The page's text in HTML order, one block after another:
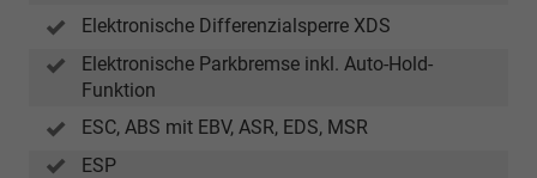
Elektronische Differenzialsperre XDS
Elektronische Parkbremse inkl. Auto-Hold-
Funktion
ESC, ABS mit EBV, ASR, EDS, MSR
ESP